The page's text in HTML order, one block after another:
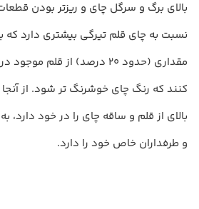
بالای برگ و سرگل چای و ریزتر بودن
نسبت به چای قلم تیرگی بیشتری دارد که
مقداری (حدود 20 درصد) از قلم
کنند که رنگ چای خوشرنگ تر شود. از
بالای از قلم و ساقه چای را در خود
و طرفداران خاص خود را دارد.